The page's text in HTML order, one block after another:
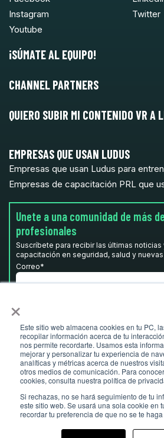
×
Este sitio web almacena cookies en tu PC,
recopilar información acerca de tu
nos permite recordarte. Usamos esta
mejorar y personalizar tu experiencia de
analíticas y métricas acerca de nuestros
otros medios de comunicación. Para
cookies, consulta nuestra política de
Si rechazas, no se hará seguimiento de tu
este sitio web. Se usará una sola cookie en
recordar tu preferencia de que no se te
Instagram
Twitter
Youtube
¡SÚMATE AL EQUIPO!
CHANNEL PARTNERS
QUIERO SUBIR MI CONTENIDO VR A
EMPRESAS QUE USAN LUDUS
Empresas que usan Ludus para
Empresas de capacitación PRL que
Unete a una comunidad de más
profesionales
Suscríbete para recibir las últimas
capacitación en seguridad, salud y
Correo*
© Ludus 2026 Iludusglobal.com - Todos